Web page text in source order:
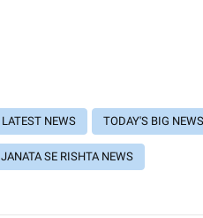
LATEST NEWS TODAY'S BIG NEWS
JANATA SE RISHTA NEWS